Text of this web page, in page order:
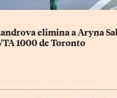
elimina a Aryna
1000 de Toronto